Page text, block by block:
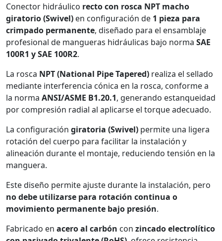
Conector hidráulico recto con rosca NPT macho
giratorio (Swivel) en configuración de 1 pieza para
crimpado permanente, diseñado para el ensamblaje
profesional de mangueras hidráulicas bajo norma SAE
100R1 y SAE 100R2.
La rosca NPT (National Pipe Tapered) realiza el sellado
mediante interferencia cónica en la rosca, conforme a
la norma ANSI/ASME B1.20.1, generando estanqueidad
por compresión radial al aplicarse el torque adecuado.
La configuración giratoria (Swivel) permite una ligera
rotación del cuerpo para facilitar la instalación y
alineación durante el montaje, reduciendo tensión en la
manguera.
Este diseño permite ajuste durante la instalación, pero
no debe utilizarse para rotación continua o
movimiento permanente bajo presión.
Fabricado en acero al carbón con zincado electrolítico